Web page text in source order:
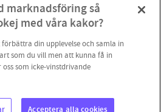
marknadsföring så
med våra kakor?
din upplevelse och samla in
som du vill men att kunna få in
som icke-vinstdrivande